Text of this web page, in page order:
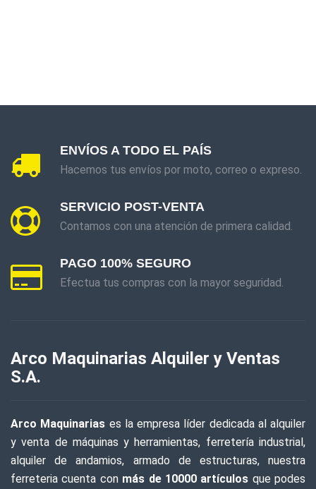
ENVÍOS A TODO EL PAÍS
Hacemos tus envíos por moto, correo o expreso.
SERVICIO POST-VENTA
Contamos con una atención de primera calidad.
PAGO 100% SEGURO
Efectua tus compras con la mayor seguridad.
Arco Maquinarias Alquiler y Ventas
S.A.
Arco Maquinarias es la empresa líder dedicada al alquiler
y venta de máquinas y herramientas, ferretería industrial,
alquiler de andamios, armado de estructuras, nuestra
ferreteria cuenta con más de 10000 artículos que podes